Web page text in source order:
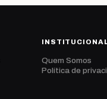
Quem Somos
Política de